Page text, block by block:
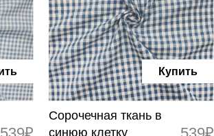
Купить
Сорочечная ткань в
синюю клетку